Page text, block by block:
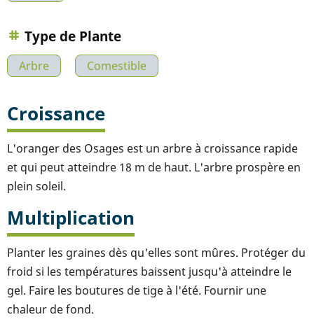
Type de Plante
Arbre Comestible
Croissance
L'oranger des Osages est un arbre à croissance rapide
et qui peut atteindre 18 m de haut. L'arbre prospère en
plein soleil.
Multiplication
Planter les graines dès qu'elles sont mûres. Protéger du
froid si les températures baissent jusqu'à atteindre le
gel. Faire les boutures de tige à l'été. Fournir une
chaleur de fond.